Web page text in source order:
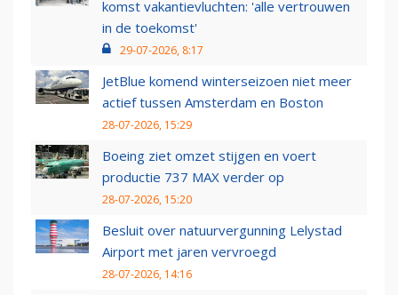
komst vakantievluchten: 'alle vertrouwen
in de toekomst'
29-07-2026, 8:17
JetBlue komend winterseizoen niet meer
actief tussen Amsterdam en Boston
28-07-2026, 15:29
Boeing ziet omzet stijgen en voert
productie 737 MAX verder op
28-07-2026, 15:20
Besluit over natuurvergunning Lelystad
Airport met jaren vervroegd
28-07-2026, 14:16